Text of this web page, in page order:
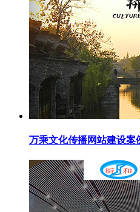
万乘文化传播网站建设案